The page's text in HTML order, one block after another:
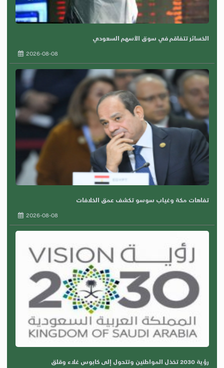
الخسائر تتفاقم في سوق الأسهم السعودي
2026-08-08
تفاهات مكة وغياب سوسو تكشف عمق الخلافات
2026-08-08
رؤية 2030 تخذل المواطنين وتتحول إلى كابوس غلاء وقلق